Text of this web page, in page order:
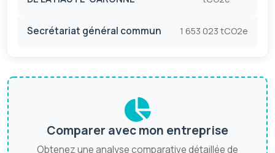
Secrétariat général commun 1 653 023 tCO2e
Comparer avec mon entreprise
Obtenez une analyse comparative détaillée de